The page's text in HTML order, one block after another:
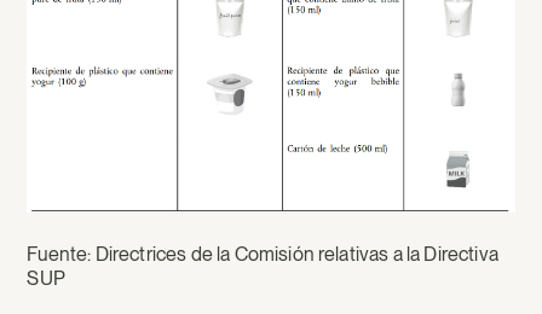
Fuente: Directrices de la Comisión relativas a la Directiva
SUP